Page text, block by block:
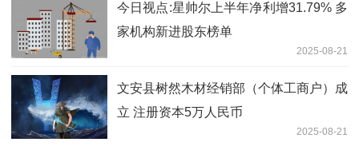
今日视点:星帅尔上半年净利增31.79% 多
家机构新进股东榜单
2025-08-21
文安县树然木材经销部（个体工商户）成
立 注册资本5万人民币
2025-08-21